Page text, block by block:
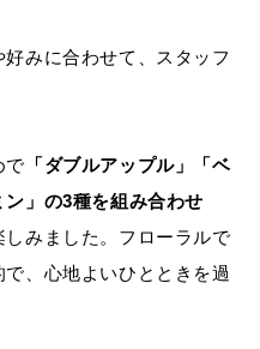
みに合わせて、スタッフ
で 「ダブルアップル」「ベ
」の3種を組み合わせ
しみました。フローラルで
、心地よいひとときを過